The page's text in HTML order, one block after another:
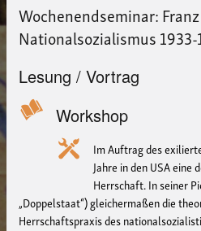
Wochenendseminar:
Nationalsozialismus
Lesung / Vortrag
Workshop
Im Auftrag des
Jahre in den USA
Herrschaft. In seiner
„Doppelstaat“) gleichermaßen die
Herrschaftspraxis des